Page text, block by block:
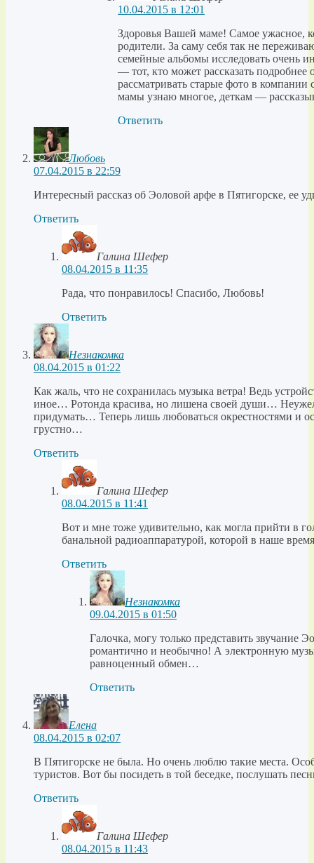
10.04.2015 в 12:01
Здоровья Вашей маме! Самое ужасное,
родители. За саму себя так не
семейные альбомы исследовать очень
— тот, кто может рассказать
рассматривать старые фото в
мамы узнаю многое, деткам —
Ответить
Любовь
07.04.2015 в 22:59
Интересный рассказ об Эоловой арфе в Пятигорске, ее
Ответить
Галина Шефер
08.04.2015 в 11:35
Рада, что понравилось! Спасибо, Любовь!
Ответить
Незнакомка
08.04.2015 в 01:22
Как жаль, что не сохранилась музыка ветра! Ведь
иное… Ротонда красива, но лишена своей души…
придумать… Теперь лишь любоваться окрестностями и
грустно…
Ответить
Галина Шефер
08.04.2015 в 11:41
Вот и мне тоже удивительно, как могла прийти в
банальной радиоаппаратурой, которой в наше
Ответить
Незнакомка
09.04.2015 в 01:50
Галочка, могу только представить звучание
романтично и необычно! А электронную
равноценный обмен…
Ответить
Елена
08.04.2015 в 02:07
В Пятигорске не была. Но очень люблю такие места.
туристов. Вот бы посидеть в той беседке, послушать
Ответить
Галина Шефер
08.04.2015 в 11:43